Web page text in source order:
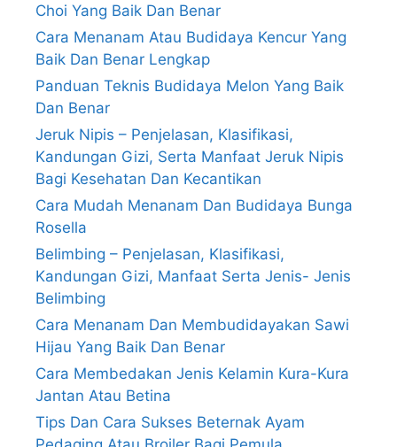
Choi Yang Baik Dan Benar
Cara Menanam Atau Budidaya Kencur Yang
Baik Dan Benar Lengkap
Panduan Teknis Budidaya Melon Yang Baik
Dan Benar
Jeruk Nipis – Penjelasan, Klasifikasi,
Kandungan Gizi, Serta Manfaat Jeruk Nipis
Bagi Kesehatan Dan Kecantikan
Cara Mudah Menanam Dan Budidaya Bunga
Rosella
Belimbing – Penjelasan, Klasifikasi,
Kandungan Gizi, Manfaat Serta Jenis- Jenis
Belimbing
Cara Menanam Dan Membudidayakan Sawi
Hijau Yang Baik Dan Benar
Cara Membedakan Jenis Kelamin Kura-Kura
Jantan Atau Betina
Tips Dan Cara Sukses Beternak Ayam